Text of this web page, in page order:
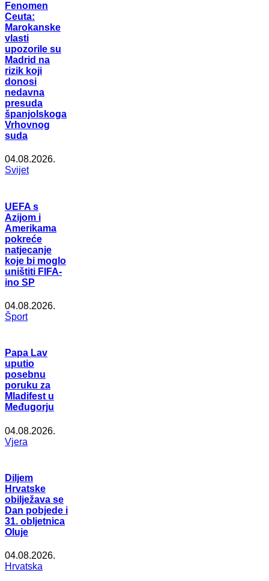
Fenomen
Ceuta:
Marokanske
vlasti
upozorile su
Madrid na
rizik koji
donosi
nedavna
presuda
španjolskoga
Vrhovnog
suda
04.08.2026.
Svijet
UEFA s
Azijom i
Amerikama
pokreće
natjecanje
koje bi moglo
uništiti FIFA-
ino SP
04.08.2026.
Šport
Papa Lav
uputio
posebnu
poruku za
Mladifest u
Međugorju
04.08.2026.
Vjera
Diljem
Hrvatske
obilježava se
Dan pobjede i
31. obljetnica
Oluje
04.08.2026.
Hrvatska